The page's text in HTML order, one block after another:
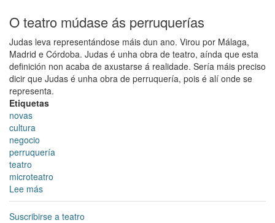
Principal
acolle
a
IV
Feira
de
Emprendedoras
que
ao
do
de
hoxe
O teatro múdase ás perruquerías
Judas leva representándose máis dun ano. Virou por Málaga,
Madrid e Córdoba. Judas é unha obra de teatro, aínda que esta
definición non acaba de axustarse á realidade. Sería máis preciso
dicir que Judas é unha obra de perruquería, pois é alí onde se
representa.
Etiquetas
novas
cultura
negocio
perruquería
teatro
microteatro
Lee más
O
teatro
Suscribirse a teatro